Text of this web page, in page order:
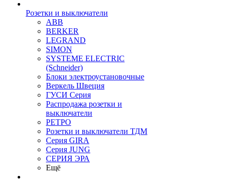
Розетки и выключатели
ABB
BERKER
LEGRAND
SIMON
SYSTEME ELECTRIC
(Schneider)
Блоки электроустановочные
Веркель Швеция
ГУСИ Серия
Распродажа розетки и
выключатели
РЕТРО
Розетки и выключатели ТДМ
Серия GIRA
Серия JUNG
СЕРИЯ ЭРА
Ещё